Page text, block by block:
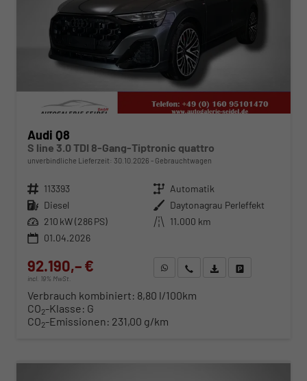
Audi Q8
S line 3.0 TDI 8-Gang-Tiptronic quattro
unverbindliche Lieferzeit: 30.10.2026 Gebrauchtwagen
Fahrzeugnr. 113393 Getriebe Automatik
Kraftstoff Diesel Außenfarbe Daytonagrau Perleffekt
Leistung 210 kW (286 PS) Kilometerstand 11.000 km
01.04.2026
92.190,– €
incl. 19% MwSt.
WhatsApp anfragen
Wir rufen Sie anFahrzeugexposé (PDF)
Verbrauch kombiniert: 8,80 l/100km
CO2-Klasse: G
CO2-Emissionen: 231,00 g/km